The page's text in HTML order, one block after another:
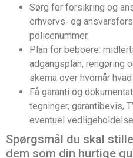
Sørg for forsikring og
erhvervs‑ og
policenummer.
Plan for beboere:
adgangsplan, rengøring
skema over hvornår
Få garanti og
tegninger, garantibevis,
eventuel
Spørgsmål du skal
dem som din hurtige